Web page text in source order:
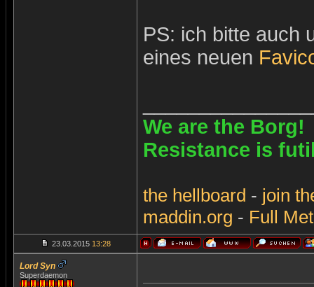
PS: ich bitte auch
eines neuen
We are the Borg!
Resistance is
the hellboard - join
maddin.org - Full
23.03.2015 13:28
Lord Syn
Superdaemon